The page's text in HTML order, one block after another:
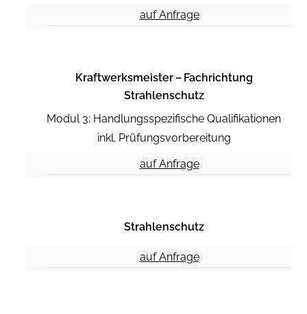
auf Anfrage
Kraftwerksmeister – Fachrichtung
Strahlenschutz
Modul 3: Handlungsspezifische Qualifikationen
inkl. Prüfungsvorbereitung
auf Anfrage
Strahlenschutz
auf Anfrage